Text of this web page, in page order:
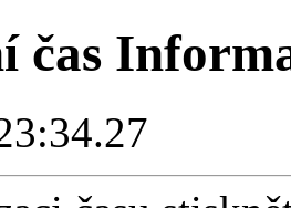
čas